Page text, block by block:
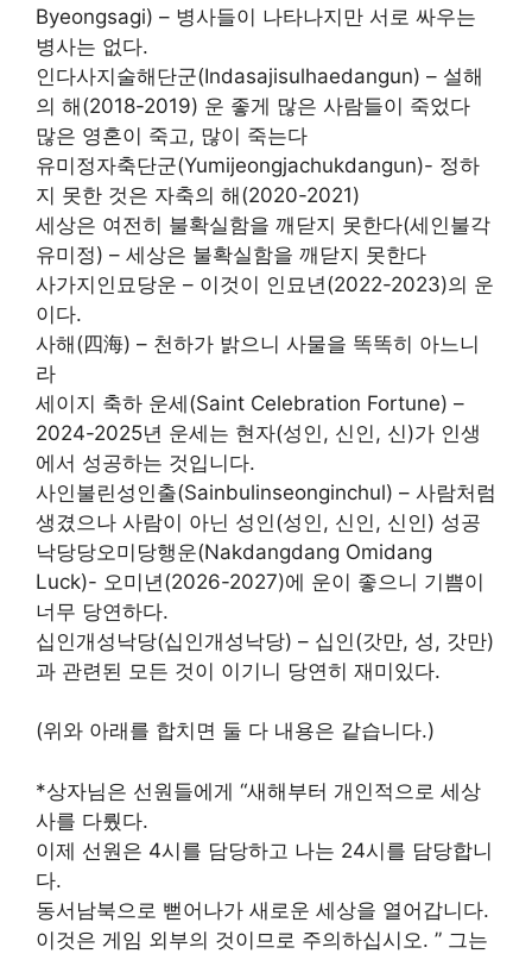
Byeongsagi) – 병사들이 나타나지만 서로 싸우는
병사는 없다.
인다사지술해단군(Indasajisulhaedangun) – 설해
의 해(2018-2019) 운 좋게 많은 사람들이 죽었다
많은 영혼이 죽고, 많이 죽는다
유미정자축단군(Yumijeongjachukdangun)- 정하
지 못한 것은 자축의 해(2020-2021)
세상은 여전히 ​​불확실함을 깨닫지 못한다(세인불각
유미정) – 세상은 불확실함을 깨닫지 못한다
사가지인묘당운 – 이것이 인묘년(2022-2023)의 운
이다.
사해(四海) – 천하가 밝으니 사물을 똑똑히 아느니
라
세이지 축하 운세(Saint Celebration Fortune) –
2024-2025년 운세는 현자(성인, 신인, 신)가 인생
에서 성공하는 것입니다.
사인불린성인출(Sainbulinseonginchul) – 사람처럼
생겼으나 사람이 아닌 성인(성인, 신인, 신인) 성공
낙당당오미당행운(Nakdangdang Omidang
Luck)- 오미년(2026-2027)에 운이 좋으니 기쁨이
너무 당연하다.
십인개성낙당(십인개성낙당) – 십인(갓만, 성, 갓만)
과 관련된 모든 것이 이기니 당연히 재미있다.
(위와 아래를 합치면 둘 다 내용은 같습니다.)
*상자님은 선원들에게 “새해부터 개인적으로 세상
사를 다뤘다.
이제 선원은 4시를 담당하고 나는 24시를 담당합니
다.
동서남북으로 뻗어나가 새로운 세상을 열어갑니다.
이것은 게임 외부의 것이므로 주의하십시오. ” 그는